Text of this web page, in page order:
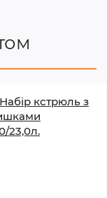
кстрюль з
23,0л.